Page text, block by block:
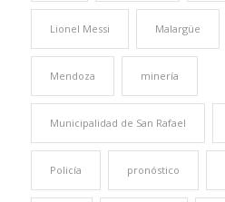
Lionel Messi Malargüe
Mendoza minería
Municipalidad de San Rafael
Policía pronóstico